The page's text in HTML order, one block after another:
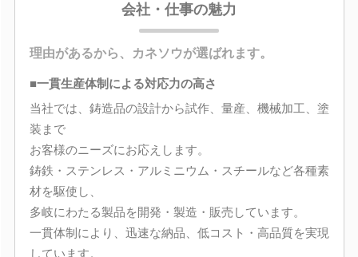
会社・仕事の魅力
理由があるから、カネソウが選ばれます。
■一貫生産体制による対応力の高さ
当社では、鋳造品の設計から試作、量産、機械加工、塗
装まで
お客様のニーズにお応えします。
鋳鉄・ステンレス・アルミニウム・スチールなど各種素
材を駆使し、
多岐にわたる製品を開発・製造・販売しています。
一貫体制により、迅速な納品、低コスト・高品質を実現
しています。